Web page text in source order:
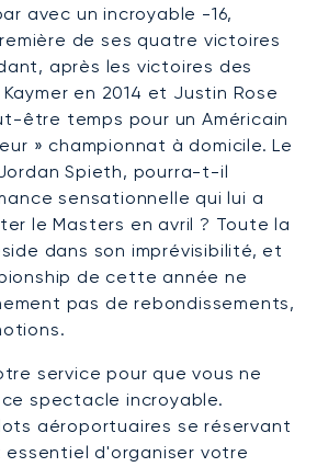
avec un incroyable -16,
de ses quatre victoires
après les victoires des
en 2014 et Justin Rose
être temps pour un Américain
» championnat à domicile. Le
Spieth, pourra-t-il
sensationnelle qui lui a
le Masters en avril ? Toute la
dans son imprévisibilité, et
de cette année ne
pas de rebondissements,
service pour que vous ne
spectacle incroyable.
aéroportuaires se réservant
d'organiser votre